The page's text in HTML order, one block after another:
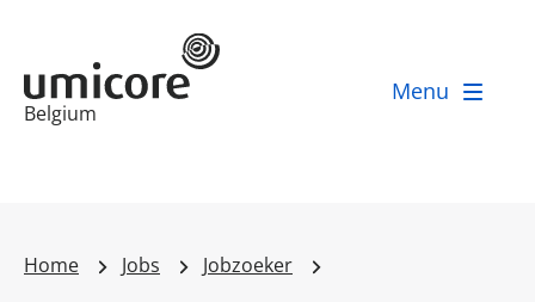
Businessunit:
Belgium
Menu
Home Jobs Jobzoeker